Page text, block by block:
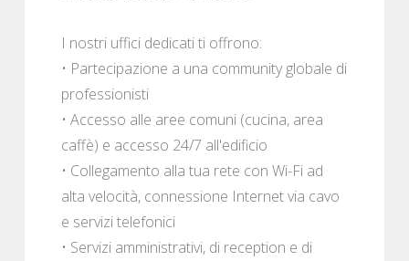
I nostri uffici dedicati ti offrono:
• Partecipazione a una community globale di
professionisti
• Accesso alle aree comuni (cucina, area
caffè) e accesso 24/7 all'edificio
• Collegamento alla tua rete con Wi-Fi ad
alta velocità, connessione Internet via cavo
e servizi telefonici
• Servizi amministrativi, di reception e di